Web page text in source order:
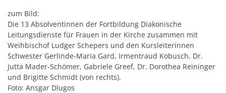
zum Bild:
Die 13 Absolventinnen der Fortbildung Diakonische
Leitungsdienste für Frauen in der Kirche zusammen mit
Weihbischof Ludger Schepers und den Kursleiterinnen
Schwester Gerlinde-Maria Gard, Irmentraud Kobusch, Dr.
Jutta Mader-Schömer, Gabriele Greef, Dr. Dorothea Reininger
und Brigitte Schmidt (von rechts).
Foto: Ansgar Dlugos